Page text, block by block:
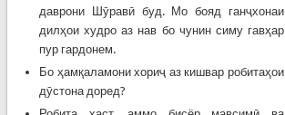
даврони Шӯравӣ буд. Мо бояд ганҷхонаи
дилҳои худро аз нав бо чунин симу гавҳар
пур гардонем.
Бо ҳамқаламони хориҷ аз кишвар робитаҳои
дӯстона доред?